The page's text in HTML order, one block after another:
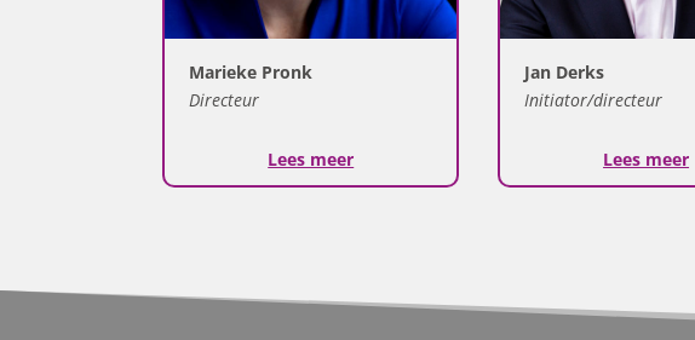
Marieke Pronk
Directeur
Lees meer
Jan Derks
Initiator/directeur
Lees meer